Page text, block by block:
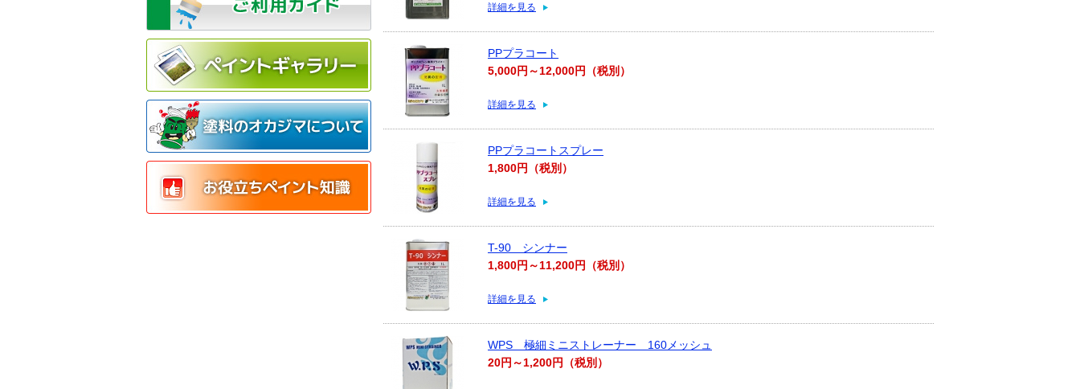
詳細を見る
PPプラコート
5,000円～12,000円（税別）
詳細を見る
PPプラコートスプレー
1,800円（税別）
詳細を見る
T-90 シンナー
1,800円～11,200円（税別）
詳細を見る
WPS 極細ミニストレーナー 160メッシュ
20円～1,200円（税別）